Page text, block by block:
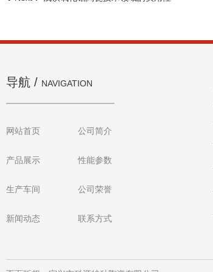
导航 / NAVIGATION
网站首页 公司简介
产品展示 性能参数
生产车间 公司荣誉
新闻动态 联系方式